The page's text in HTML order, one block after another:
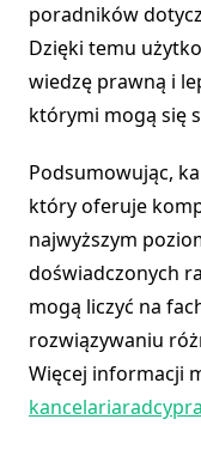
poradników
Dzięki temu
wiedzę prawną i
którymi mogą się
Podsumowując,
który oferuje
najwyższym
doświadczonych
mogą liczyć na
rozwiązywaniu
Więcej informacji